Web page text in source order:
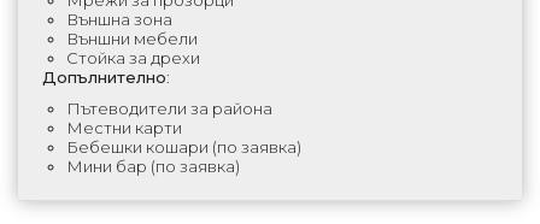
Външна зона
Външни мебели
Стойка за дрехи
Допълнително:
Пътеводители за района
Местни карти
Бебешки кошари (по заявка)
Мини бар (по заявка)